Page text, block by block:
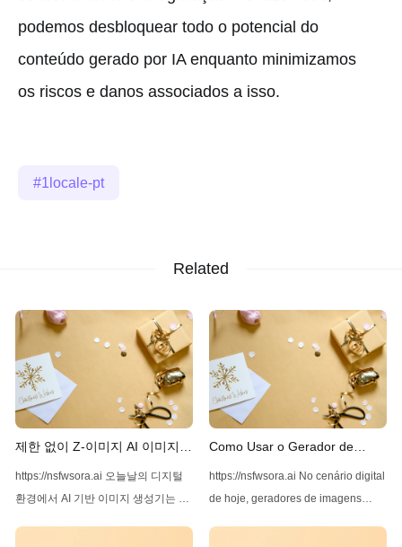
podemos desbloquear todo o potencial do
conteúdo gerado por IA enquanto minimizamos
os riscos e danos associados a isso.
1locale-pt
Related
제한 없이 Z-이미지 AI 이미지
생성기 사용하기
https://nsfwsora.ai 오늘날의 디지털
환경에서 AI 기반 이미지 생성기는 고
Como Usar o Gerador de
Imagens Z-Image AI Sem
Restrições
https://nsfwsora.ai No cenário digital
de hoje, geradores de imagens